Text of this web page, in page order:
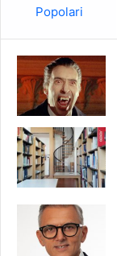
Popolari